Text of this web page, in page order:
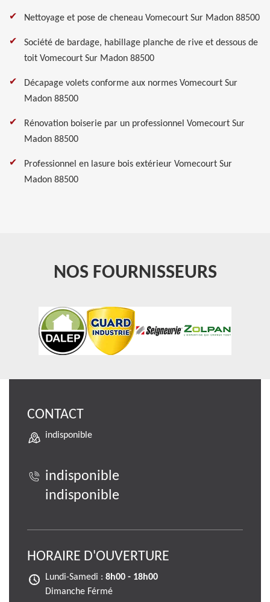
Nettoyage et pose de cheneau Vomecourt Sur Madon 88500
Société de bardage, habillage planche de rive et dessous de
toit Vomecourt Sur Madon 88500
Décapage volets conforme aux normes Vomecourt Sur
Madon 88500
Rénovation boiserie par un professionnel Vomecourt Sur
Madon 88500
Professionnel en lasure bois extérieur Vomecourt Sur
Madon 88500
NOS FOURNISSEURS
CONTACT
indisponible
indisponible
indisponible
HORAIRE D'OUVERTURE
Lundi-Samedi : 8h00 - 18h00
Dimanche Férmé